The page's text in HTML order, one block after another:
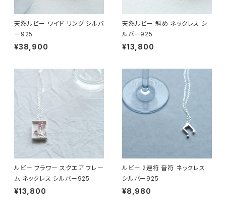
天然ルビー ワイド リング シルバ
ー925
¥38,900
天然ルビー 斜め ネックレス シ
ルバー925
¥13,800
ルビー フラワー スクエア フレー
ム ネックレス シルバー925
¥13,800
ルビー 2連符 音符 ネックレス
シルバー925
¥8,980